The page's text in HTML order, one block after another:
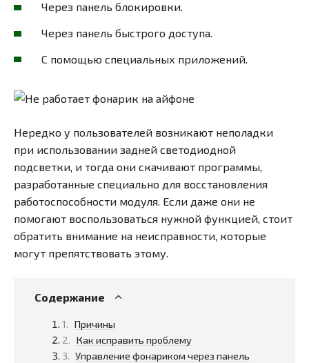
Через панель блокировки.
Через панель быстрого доступа.
С помощью специальных приложений.
Нередко у пользователей возникают неполадки
при использовании задней светодиодной
подсветки, и тогда они скачивают программы,
разработанные специально для восстановления
работоспособности модуля. Если даже они не
помогают воспользоваться нужной функцией, стоит
обратить внимание на неисправности, которые
могут препятствовать этому.
Содержание
Причины
Как исправить проблему
Управление фонариком через панель